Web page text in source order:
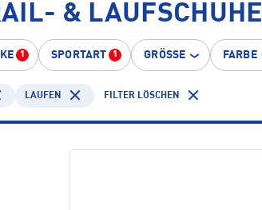
&
1 SPORTART 1 GRÖSSE FARBE
LAUFEN FILTER LÖSCHEN